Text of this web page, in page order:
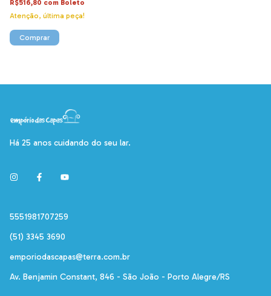
R$516,80 com Boleto
Atenção, última peça!
Comprar
Há 25 anos cuidando do seu lar.
5551981707259
(51) 3345 3690
emporiodascapas@terra.com.br
Av. Benjamin Constant, 846 - São João - Porto Alegre/RS